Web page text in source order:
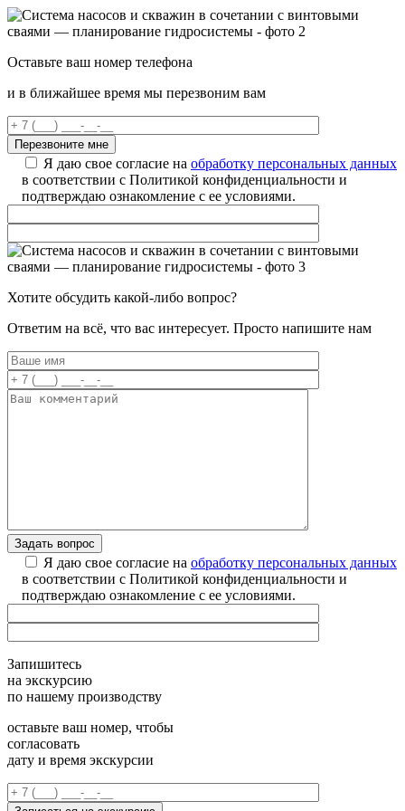
Оставьте ваш номер телефона
и в ближайшее время мы перезвоним вам
Я даю свое согласие на обработку персональных данных
в соответствии с Политикой конфиденциальности и
подтверждаю ознакомление с ее условиями.
Хотите обсудить какой-либо вопрос?
Ответим на всё, что вас интересует. Просто напишите нам
Я даю свое согласие на обработку персональных данных
в соответствии с Политикой конфиденциальности и
подтверждаю ознакомление с ее условиями.
Запишитесь
на экскурсию
по нашему производству
оставьте ваш номер, чтобы
согласовать
дату и время экскурсии